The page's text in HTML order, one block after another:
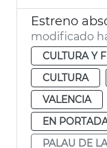
modificado
CULTURA Y
CULTURA
VALENCIA
EN
PALAU DE